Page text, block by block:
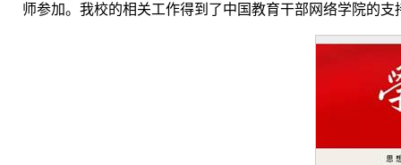
师参加。我校的相关工作得到了中国教育干部网络学院的